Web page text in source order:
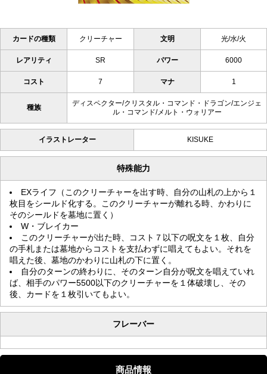
カードの種類 クリーチャー 文明 光/水/火
レアリティ SR パワー 6000
コスト 7 マナ 1
種族
ディスペクター/クリスタル・コマンド・ドラゴン/エンジェ
ル・コマンド/メルト・ウォリアー
イラストレーター KISUKE
特殊能力
EXライフ（このクリーチャーを出す時、自分の山札の上から１
枚目をシールド化する。このクリーチャーが離れる時、かわりに
そのシールドを墓地に置く）
W・ブレイカー
このクリーチャーが出た時、コスト７以下の呪文を１枚、自分
の手札または墓地からコストを支払わずに唱えてもよい。それを
唱えた後、墓地のかわりに山札の下に置く。
自分のターンの終わりに、そのターン自分が呪文を唱えていれ
ば、相手のパワー5500以下のクリーチャーを１体破壊し、その
後、カードを１枚引いてもよい。
フレーバー
商品情報